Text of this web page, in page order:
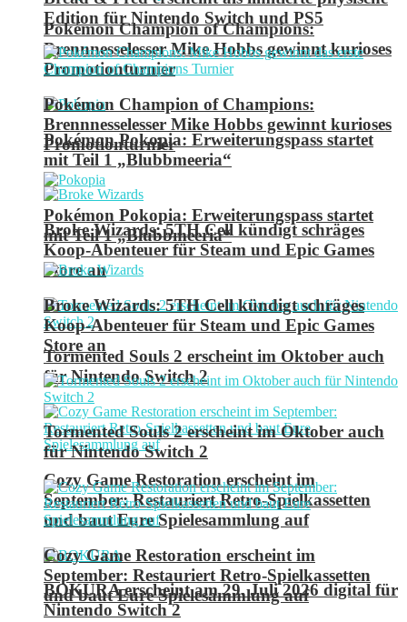
Pokémon Champion of Champions:
Brennnesselesser Mike Hobbs gewinnt kurioses
Promotionturnier
Pokémon Pokopia: Erweiterungspass startet
mit Teil 1 „Blubbmeeria“
Broke Wizards: 5TH Cell kündigt schräges
Koop-Abenteuer für Steam und Epic Games
Store an
Tormented Souls 2 erscheint im Oktober auch
für Nintendo Switch 2
Cozy Game Restoration erscheint im
September: Restauriert Retro-Spielkassetten
und baut Eure Spielesammlung auf
BOKURA erscheint am 29. Juli 2026 digital für
Nintendo Switch 2
Edition für Nintendo Switch und PS5
Pokémon Champion of Champions:
Brennnesselesser Mike Hobbs gewinnt kurioses
Promotionturnier
Pokémon Pokopia: Erweiterungspass startet
mit Teil 1 „Blubbmeeria“
Broke Wizards: 5TH Cell kündigt schräges
Koop-Abenteuer für Steam und Epic Games
Store an
Tormented Souls 2 erscheint im Oktober auch
für Nintendo Switch 2
Cozy Game Restoration erscheint im
September: Restauriert Retro-Spielkassetten
und baut Eure Spielesammlung auf